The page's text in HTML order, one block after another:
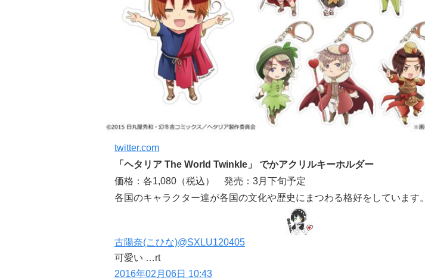
twitter.com
「ヘタリア The World Twinkle」 でかアクリルキーホルダー
価格：各1,080（税込） 発売：3月下旬予定
各国のキャラクター達が各国の文化や歴史にまつわる格好をしています。
古陽奈(こひな)@SXLU120405
可愛い …rt
2016年02月06日 10:43